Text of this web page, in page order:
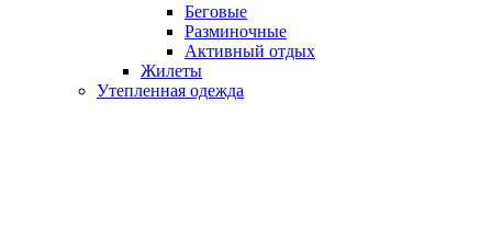
Беговые
Разминочные
Активный отдых
Жилеты
Утепленная одежда